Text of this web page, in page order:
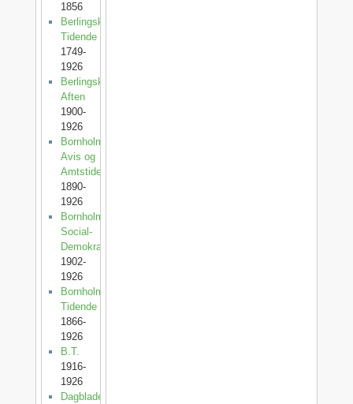
1856
Berlingske
Tidende
1749-
1926
Berlingske
Aften
1900-
1926
Bornholms
Avis og
Amtstidende
1890-
1926
Bornholms
Social-
Demokrat
1902-
1926
Bornholms
Tidende
1866-
1926
B.T.
1916-
1926
Dagbladet